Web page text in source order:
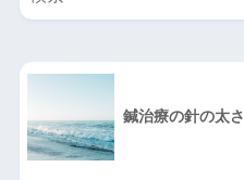
鍼治療の針の太さ